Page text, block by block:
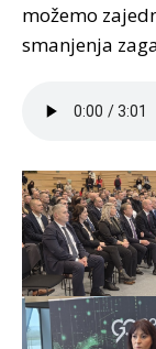
možemo
smanjenja